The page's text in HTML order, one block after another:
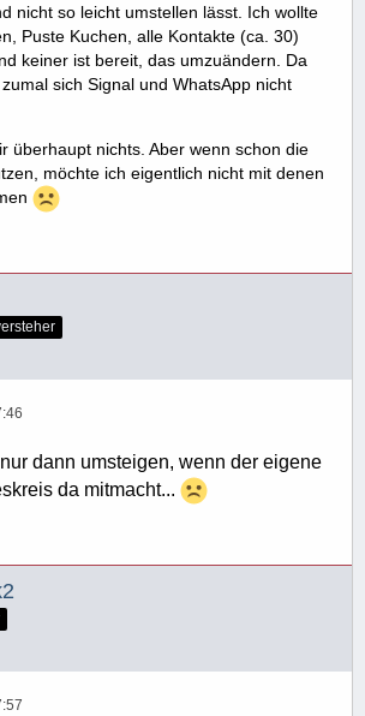
nicht so leicht umstellen lässt. Ich wollte
Puste Kuchen, alle Kontakte (ca. 30)
keiner ist bereit, das umzuändern. Da
sich Signal und WhatsApp nicht
überhaupt nichts. Aber wenn schon die
möchte ich eigentlich nicht mit denen
dann umsteigen, wenn der eigene
da mitmacht...